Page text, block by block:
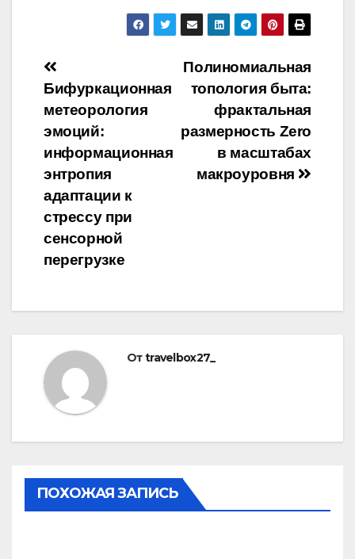
Навигация
по
записям
Полиномиальная
топология быта:
фрактальная
размерность Zero
в масштабах
макроуровня
Бифуркационная
метеорология
эмоций:
информационная
энтропия
адаптации к
стрессу при
сенсорной
перегрузке
Отtravelbox27_
ПОХОЖАЯ ЗАПИСЬ